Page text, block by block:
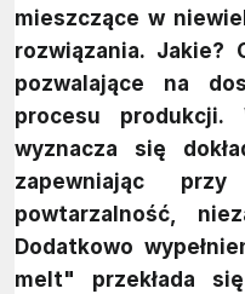
mieszczące w
rozwiązania. Jakie?
pozwalające na
procesu
wyznacza się
zapewniając
powtarzalność,
Dodatkowo
melt" przekłada